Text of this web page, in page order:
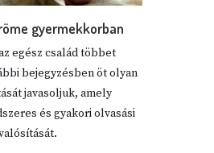
gyermekkorban
egész család többet
bejegyzésben öt olyan
javasoljuk, amely
és gyakori olvasási